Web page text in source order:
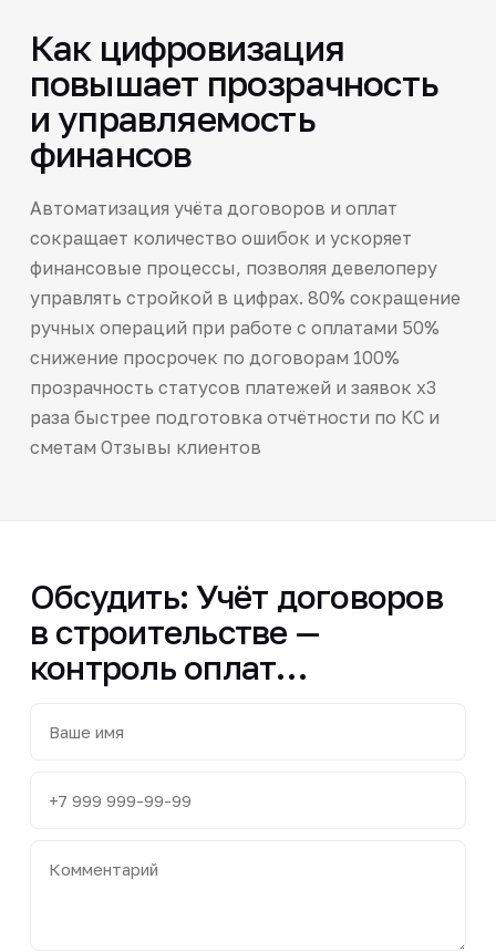
Как цифровизация
повышает прозрачность
и управляемость
финансов
Автоматизация учёта договоров и оплат
сокращает количество ошибок и ускоряет
финансовые процессы, позволяя девелоперу
управлять стройкой в цифрах. 80% сокращение
ручных операций при работе с оплатами 50%
снижение просрочек по договорам 100%
прозрачность статусов платежей и заявок х3
раза быстрее подготовка отчётности по КС и
сметам Отзывы клиентов
Обсудить: Учёт договоров
в строительстве —
контроль оплат…